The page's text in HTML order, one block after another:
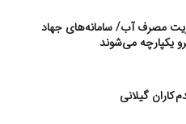
مصرف آب/ سامانه‌های جهاد
یکپارچه می‌شوند